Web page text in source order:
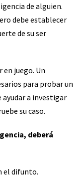
de alguien.
debe establecer
de su ser
en juego. Un
para probar un
ayudar a investigar
su caso.
deberá
el difunto.